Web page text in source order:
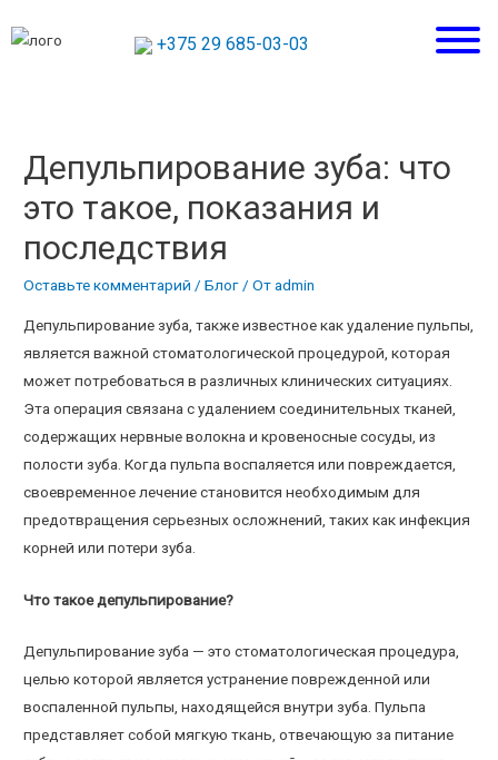
+375 29 685-03-03
Депульпирование зуба: что
это такое, показания и
последствия
Оставьте комментарий /Блог / Отadmin
Депульпирование зуба, также известное как удаление пульпы,
является важной стоматологической процедурой, которая
может потребоваться в различных клинических ситуациях.
Эта операция связана с удалением соединительных тканей,
содержащих нервные волокна и кровеносные сосуды, из
полости зуба. Когда пульпа воспаляется или повреждается,
своевременное лечение становится необходимым для
предотвращения серьезных осложнений, таких как инфекция
корней или потери зуба.
Что такое депульпирование?
Депульпирование зуба — это стоматологическая процедура,
целью которой является устранение поврежденной или
воспаленной пульпы, находящейся внутри зуба. Пульпа
представляет собой мягкую ткань, отвечающую за питание